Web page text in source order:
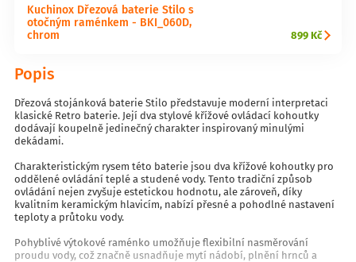
Kuchinox Dřezová baterie Stilo s
otočným raménkem - BKI_060D,
chrom 899 Kč
Popis
Dřezová stojánková baterie Stilo představuje moderní interpretaci
klasické Retro baterie. Její dva stylové křížové ovládací kohoutky
dodávají koupelně jedinečný charakter inspirovaný minulými
dekádami.
Charakteristickým rysem této baterie jsou dva křížové kohoutky pro
oddělené ovládání teplé a studené vody. Tento tradiční způsob
ovládání nejen zvyšuje estetickou hodnotu, ale zároveň, díky
kvalitním keramickým hlavicím, nabízí přesné a pohodlné nastavení
teploty a průtoku vody.
Pohyblivé výtokové raménko umožňuje flexibilní nasměrování
proudu vody, což značně usnadňuje mytí nádobí, plnění hrnců a